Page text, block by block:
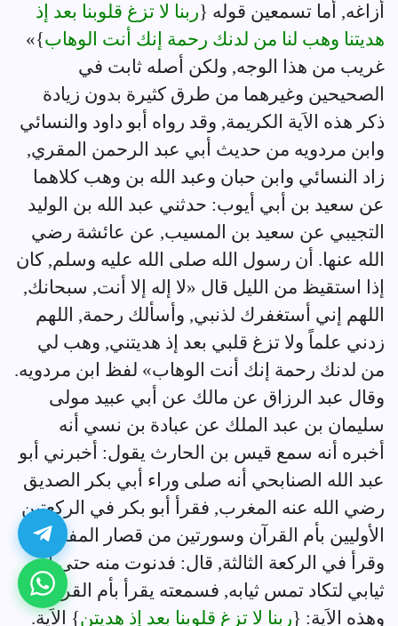
أزاغه, أما تسمعين قوله {ربنا لا تزغ قلوبنا بعد إذ
هديتنا وهب لنا من لدنك رحمة إنك أنت الوهاب}»
غريب من هذا الوجه, ولكن أصله ثابت في
الصحيحين وغيرهما من طرق كثيرة بدون زيادة
ذكر هذه الاَية الكريمة, وقد رواه أبو داود والنسائي
وابن مردويه من حديث أبي عبد الرحمن المقري,
زاد النسائي وابن حبان وعبد الله بن وهب كلاهما
عن سعيد بن أبي أيوب: حدثني عبد الله بن الوليد
التجيبي عن سعيد بن المسيب, عن عائشة رضي
الله عنها. أن رسول الله صلى الله عليه وسلم, كان
إذا استقيظ من الليل قال «لا إله إلا أنت, سبحانك,
اللهم إني أستغفرك لذنبي, وأسألك رحمة, اللهم
زدني علماً ولا تزغ قلبي بعد إذ هديتني, وهب لي
من لدنك رحمة إنك أنت الوهاب» لفظ ابن مردويه.
وقال عبد الرزاق عن مالك عن أبي عبيد مولى
سليمان بن عبد الملك عن عبادة بن نسي أنه
أخبره أنه سمع قيس بن الحارث يقول: أخبرني أبو
عبد الله الصنابحي أنه صلى وراء أبي بكر الصديق
رضي الله عنه المغرب, فقرأ أبو بكر في الركعتين
الأوليين بأم القرآن وسورتين من قصار المفصل,
وقرأ في الركعة الثالثة, قال: فدنوت منه حتى إن
ثيابي لتكاد تمس ثيابه, فسمعته يقرأ بأم القرآن
وهذه الاَية: {ربنا لا تزغ قلوبنا بعد إذ هديتن} الاَية.